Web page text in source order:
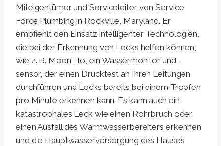
Miteigentümer und Serviceleiter von Service
Force Plumbing in Rockville, Maryland. Er
empfiehlt den Einsatz intelligenter Technologien,
die bei der Erkennung von Lecks helfen können,
wie z. B. Moen Flo, ein Wassermonitor und -
sensor, der einen Drucktest an Ihren Leitungen
durchführen und Lecks bereits bei einem Tropfen
pro Minute erkennen kann. Es kann auch ein
katastrophales Leck wie einen Rohrbruch oder
einen Ausfall des Warmwasserbereiters erkennen
und die Hauptwasserversorgung des Hauses